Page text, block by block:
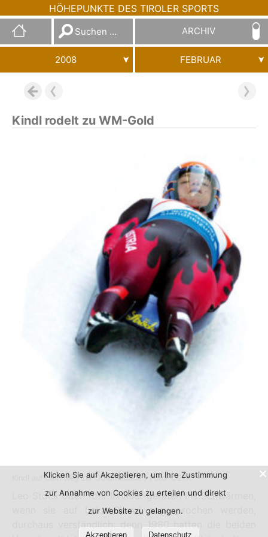
HÖHEPUNKTE DES TIROLER SPORTS
Suchen
nach:
ARCHIV
2008 FEBRUAR
Kindl rodelt zu WM-Gold
Kindl auf dem Weg zur Goldmedaille / Foto: GEPA
Leo Stock oder Toni Innauer geraten ins Schwärmen,
wenn sie auf Lake Placid angesprochen werden,
durchaus verständlich, denn 1980 hatten die beiden
Klicken Sie auf Akzeptieren, um Ihre Zustimmung
zur Annahme von Cookies zu erteilen und direkt
zur Website zu gelangen.
Akzeptieren Datenschutz